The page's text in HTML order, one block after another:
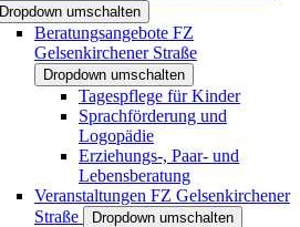
Dropdown umschalten
Beratungsangebote FZ
Gelsenkirchener Straße
Dropdown umschalten
Tagespflege für Kinder
Sprachförderung und
Logopädie
Erziehungs-, Paar- und
Lebensberatung
Veranstaltungen FZ Gelsenkirchener
Straße
Dropdown umschalten